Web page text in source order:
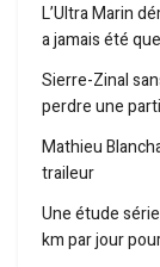
L’Ultra Marin
a jamais été
Sierre-Zinal
perdre une
Mathieu
traileur
Une étude
km par jour